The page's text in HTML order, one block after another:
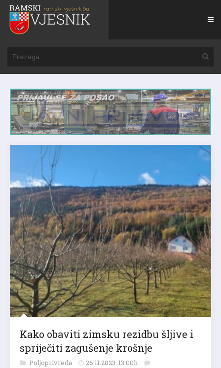
Kako obaviti zimsku rezidbu šljive i
spriječiti zagušenje krošnje
Poljoprivreda 26.11.2023. 13:00h